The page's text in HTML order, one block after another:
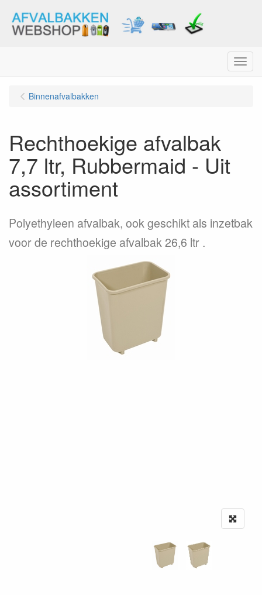
Menu
Binnenafvalbakken
Rechthoekige afvalbak
7,7 ltr, Rubbermaid - Uit
assortiment
Polyethyleen afvalbak, ook geschikt als inzetbak
voor de rechthoekige afvalbak 26,6 ltr .